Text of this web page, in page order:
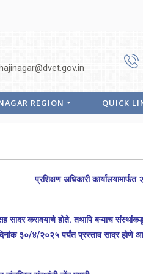
REGION QUICK
अधिकारी कार्यालयामार्फत
करावयाचे होते. तथापि बऱ्याच
३०/४/२०२५ पर्यंत प्रस्ताव सादर होणे